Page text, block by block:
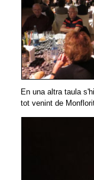
En una altra taula
tot venint de